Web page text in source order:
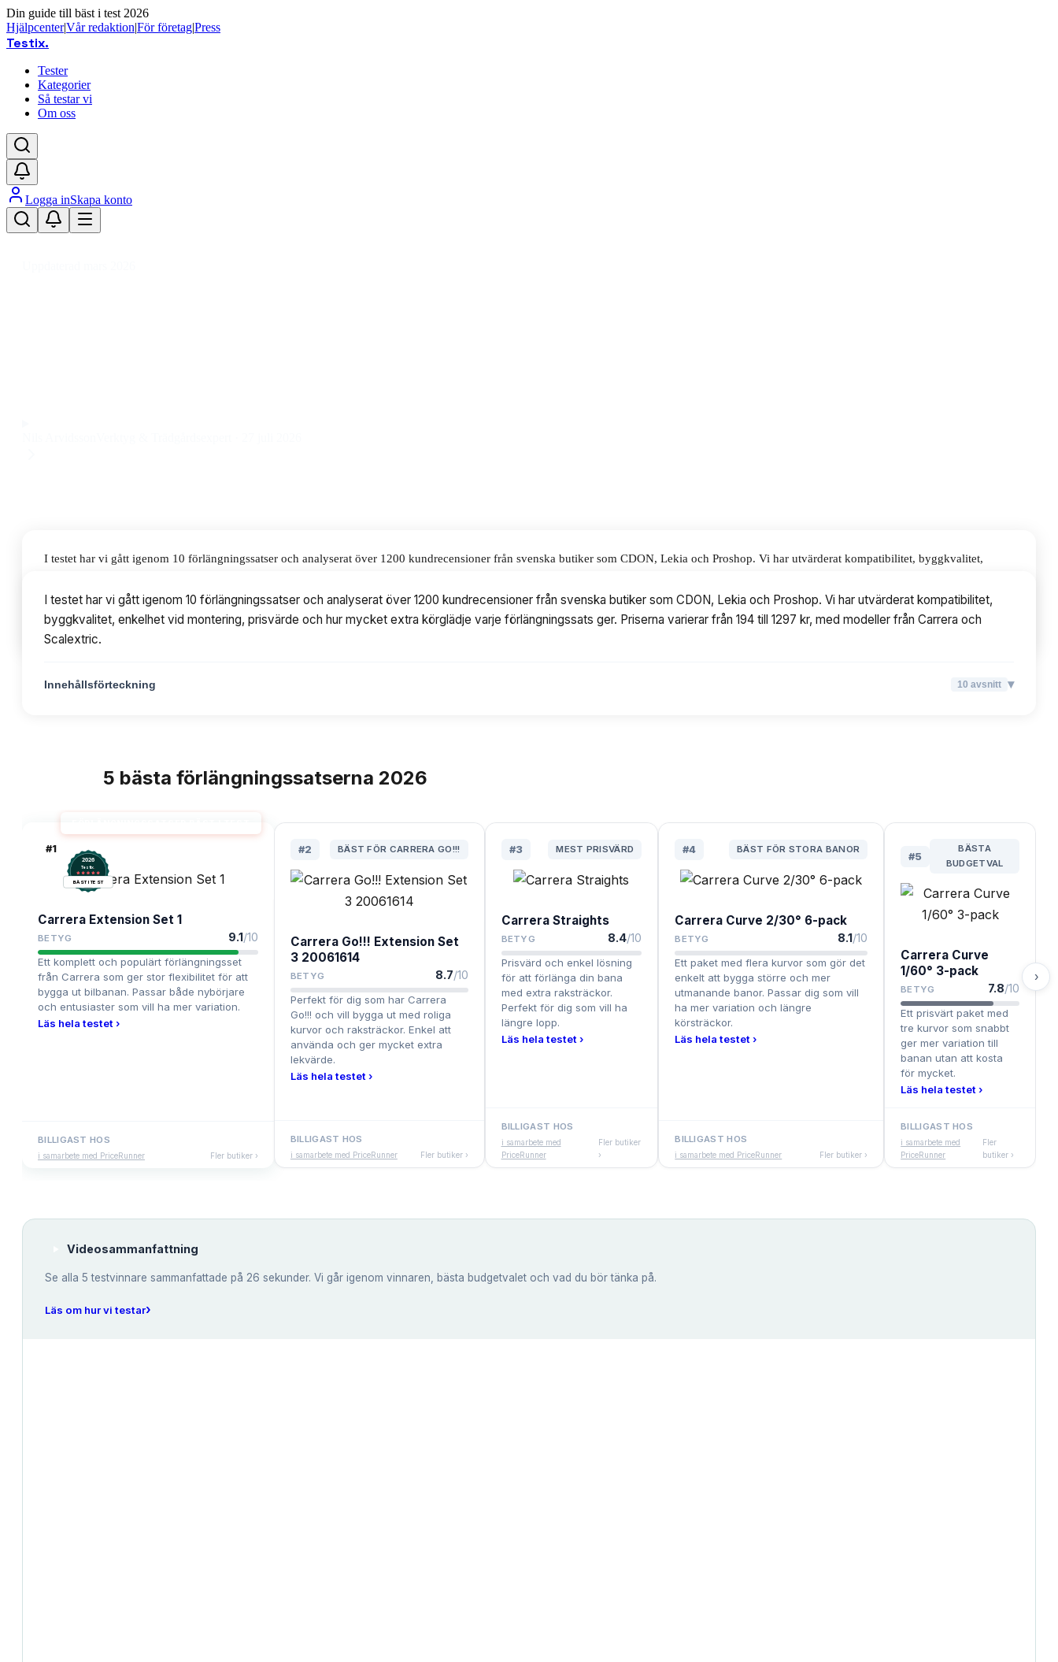
Din guide till bäst i test 2026
Hjälpcenter|Vår redaktion|För företag|Press
Testix.
Tester
Kategorier
Så testar vi
Om oss
Logga inSkapa konto
I testet har vi gått igenom 10 förlängningssatser och analyserat över 1200 kundrecensioner från svenska butiker som CDON, Lekia och Proshop. Vi har utvärderat kompatibilitet, byggkvalitet,
Innehållsförteckning 10avsnitt
I testet har vi gått igenom 10 förlängningssatser och analyserat över 1200 kundrecensioner från svenska butiker som CDON, Lekia och Proshop. Vi har utvärderat kompatibilitet,
byggkvalitet, enkelhet vid montering, prisvärde och hur mycket extra körglädje varje förlängningssats ger. Priserna varierar från 194 till 1297 kr, med modeller från Carrera och
Scalextric.
Innehållsförteckning 10 avsnitt ▾
5 bästaförlängningssatserna 2026
#1
2026
Testix.
BÄST I TEST
Carrera Extension Set 1
BETYG 9.1/10
Ett komplett och populärt förlängningsset
från Carrera som ger stor flexibilitet för att
bygga ut bilbanan. Passar både nybörjare
och entusiaster som vill ha mer variation.
Läs hela testet ›
BILLIGAST HOS
i samarbete med PriceRunner Fler butiker ›
#2 BÄST FÖR CARRERA GO!!!
Carrera Go!!! Extension Set
3 20061614
BETYG 8.7/10
Perfekt för dig som har Carrera
Go!!! och vill bygga ut med roliga
kurvor och raksträckor. Enkel att
använda och ger mycket extra
lekvärde.
Läs hela testet ›
BILLIGAST HOS
i samarbete med PriceRunner Fler butiker ›
#3 MEST PRISVÄRD
Carrera Straights
BETYG 8.4/10
Prisvärd och enkel lösning
för att förlänga din bana
med extra raksträckor.
Perfekt för dig som vill ha
längre lopp.
Läs hela testet ›
BILLIGAST HOS
i samarbete med
PriceRunner
Fler butiker
›
#4 BÄST FÖR STORA BANOR
Carrera Curve 2/30° 6-pack
BETYG 8.1/10
Ett paket med flera kurvor som gör det
enkelt att bygga större och mer
utmanande banor. Passar dig som vill
ha mer variation och längre
körsträckor.
Läs hela testet ›
BILLIGAST HOS
i samarbete med PriceRunner Fler butiker ›
#5
BÄSTA
BUDGETVAL
Carrera Curve
1/60° 3-pack
BETYG 7.8/10
Ett prisvärt paket med
tre kurvor som snabbt
ger mer variation till
banan utan att kosta
för mycket.
Läs hela testet ›
BILLIGAST HOS
i samarbete med
PriceRunner
Fler
butiker ›
›
Videosammanfattning
Se alla 5 testvinnare sammanfattade på 26 sekunder. Vi går igenom vinnaren, bästa budgetvalet och vad du bör tänka på.
Läs om hur vi testar›